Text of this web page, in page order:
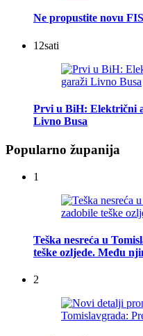
Ne propustite novu
12sati
Prvi u BiH: Električni
Livno Busa
Popularno županija
1
Teška nesreća u
teške ozljede. Među
2